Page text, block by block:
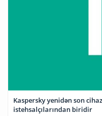
Kaspersky yenidən son
istehsalçılarından biridir